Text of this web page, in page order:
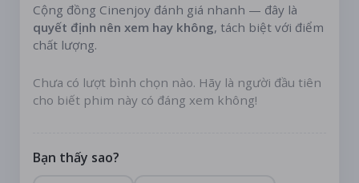
Cộng đồng Cinenjoy đánh giá nhanh — đây là
quyết định nên xem hay không, tách biệt với điểm
chất lượng.
Chưa có lượt bình chọn nào. Hãy là người đầu tiên
cho biết phim này có đáng xem không!
Bạn thấy sao?